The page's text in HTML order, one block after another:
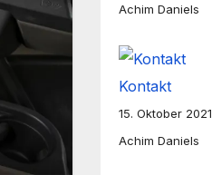
Achim Daniels
Kontakt
15. Oktober 2021
Achim Daniels